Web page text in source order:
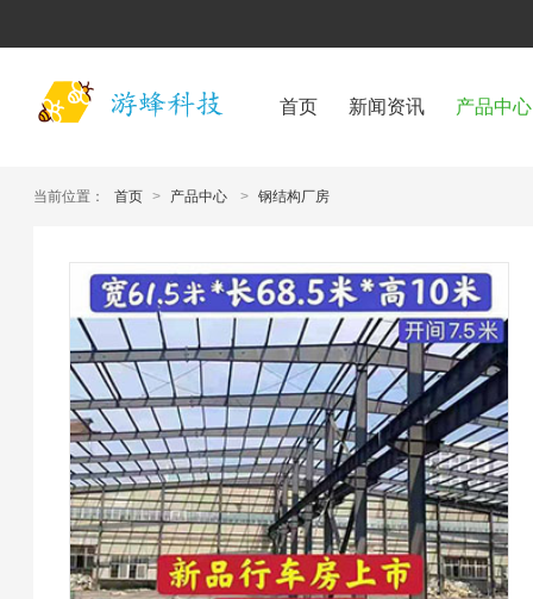
首页 新闻资讯 产品中心
当前位置： 首页 > 产品中心 > 钢结构厂房